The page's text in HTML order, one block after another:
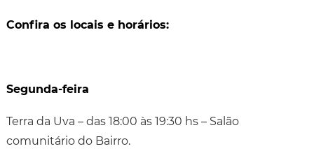
Confira os locais e horários:
Segunda-feira
Terra da Uva – das 18:00 às 19:30 hs – Salão
comunitário do Bairro.